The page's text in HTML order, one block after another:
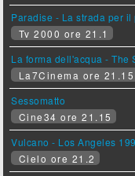
Paradise - La strada per il
Tv 2000 ore 21.1
La forma dell'acqua - The
La7Cinema ore 21.15
Sessomatto
Cine34 ore 21.15
Vulcano - Los Angeles
Cielo ore 21.2